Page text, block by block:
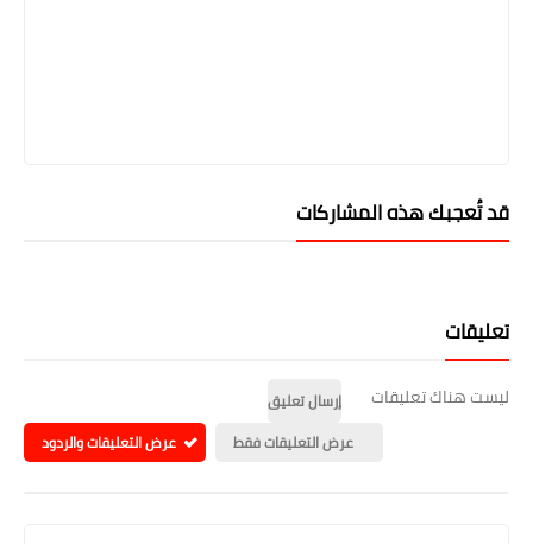
قد تُعجبك هذه المشاركات
تعليقات
ليست هناك تعليقات
إرسال تعليق
عرض التعليقات فقط
عرض التعليقات والردود